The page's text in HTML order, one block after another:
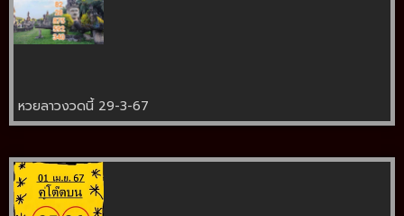
หวยลาวงวดนี้ 29-3-67